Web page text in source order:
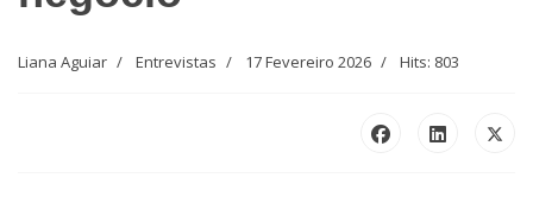
Liana Aguiar Entrevistas 17 Fevereiro 2026 Hits: 803